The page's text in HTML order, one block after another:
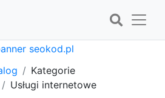
Kategorie
Usługi internetowe